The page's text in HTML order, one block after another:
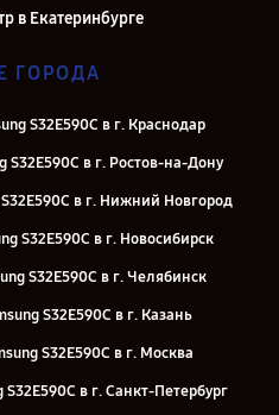
в Екатеринбурге
ГОРОДА
S32E590C в г. Краснодар
S32E590C в г. Ростов-на-Дону
в г. Нижний Новгород
S32E590C в г. Новосибирск
S32E590C в г. Челябинск
S32E590C в г. Казань
S32E590C в г. Москва
в г. Санкт-Петербург